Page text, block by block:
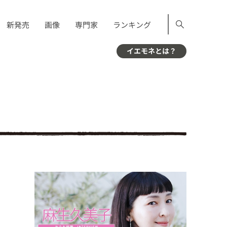
新発売 画像 専門家 ランキング
イエモネとは？